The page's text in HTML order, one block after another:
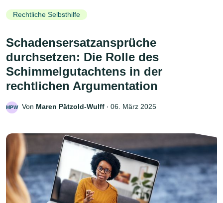
Rechtliche Selbsthilfe
Schadensersatzansprüche
durchsetzen: Die Rolle des
Schimmelgutachtens in der
rechtlichen Argumentation
MPW Von Maren Pätzold-Wulff ‧ 06. März 2025